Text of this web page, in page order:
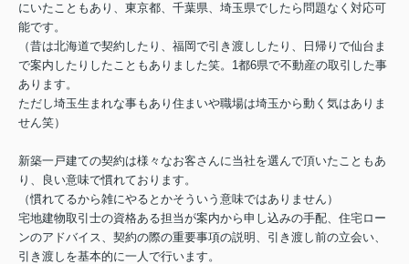
にいたこともあり、東京都、千葉県、埼玉県でしたら問題なく対応可
能です。
（昔は北海道で契約したり、福岡で引き渡ししたり、日帰りで仙台ま
で案内したりしたこともありました笑。1都6県で不動産の取引した事
あります。
ただし埼玉生まれな事もあり住まいや職場は埼玉から動く気はありま
せん笑）
新築一戸建ての契約は様々なお客さんに当社を選んで頂いたこともあ
り、良い意味で慣れております。
（慣れてるから雑にやるとかそういう意味ではありません）
宅地建物取引士の資格ある担当が案内から申し込みの手配、住宅ロー
ンのアドバイス、契約の際の重要事項の説明、引き渡し前の立会い、
引き渡しを基本的に一人で行います。